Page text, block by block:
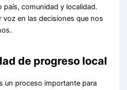
país, comunidad y localidad.
voz en las decisiones que nos
de progreso local
un proceso importante para